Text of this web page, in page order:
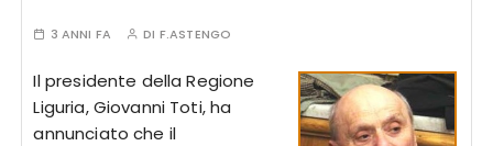
3 ANNI FA DI F.ASTENGO
Il presidente della Regione
Liguria, Giovanni Toti, ha
annunciato che il